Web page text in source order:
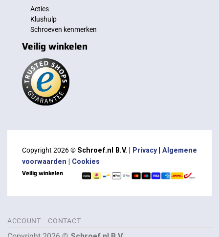
Acties
Klushulp
Schroeven kenmerken
Veilig winkelen
Copyright 2026 © Schroef.nl B.V. | Privacy| Algemene
voorwaarden
Cookies
Veilig winkelen
ACCOUNT CONTACT